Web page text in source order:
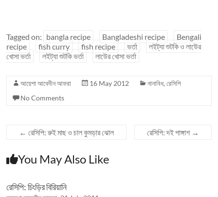
Tagged on: bangla recipe Bangladeshi recipe
Bengali
recipe
fish curry fish recipe ভর্তা
লইট্যা শুটকি ও লাউের
খোসা ভর্তা
লইট্যা শুটকি ভর্তা লাউের খোসা ভর্তা
আয়েশা আবেদীন আফরা 16 May 2012 নানাবিধ,রেসিপি
No Comments
← রেসিপি: রুই মাছ ও চাল কুমড়ার ঝোল রেসিপি: দই পাঙ্গাশ →
You May Also Like
রেসিপি: চিংড়ির বিরিয়ানি